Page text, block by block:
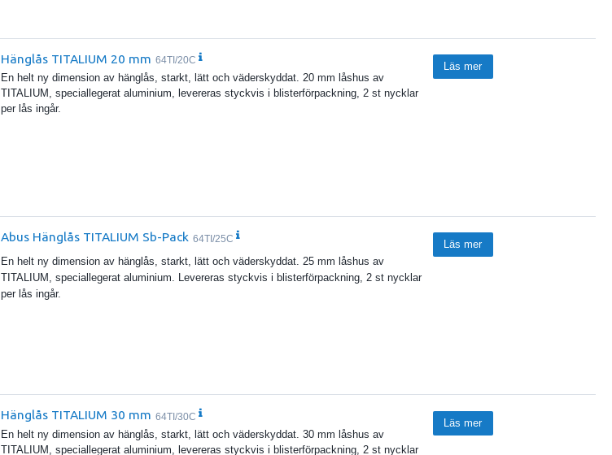
Hänglås TITALIUM 20 mm 64TI/20C
En helt ny dimension av hänglås, starkt, lätt och väderskyddat. 20 mm låshus av
TITALIUM, speciallegerat aluminium, levereras styckvis i blisterförpackning, 2 st nycklar
per lås ingår.
Läs mer
Abus Hänglås TITALIUM Sb-Pack 64TI/25C
En helt ny dimension av hänglås, starkt, lätt och väderskyddat. 25 mm låshus av
TITALIUM, speciallegerat aluminium. Levereras styckvis i blisterförpackning, 2 st nycklar
per lås ingår.
Läs mer
Hänglås TITALIUM 30 mm 64TI/30C
En helt ny dimension av hänglås, starkt, lätt och väderskyddat. 30 mm låshus av
TITALIUM, speciallegerat aluminium, levereras styckvis i blisterförpackning, 2 st nycklar
Läs mer